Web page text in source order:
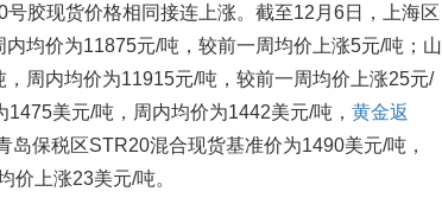
胶现货价格相同接连上涨。截至12月6日，上海区
均价为11875元/吨，较前一周均价上涨5元/吨；山
周内均价为11915元/吨，较前一周均价上涨25元/
美元/吨，周内均价为1442美元/吨， 黄金返
岛保税区STR20混合现货基准价为1490美元/吨，
价上涨23美元/吨。